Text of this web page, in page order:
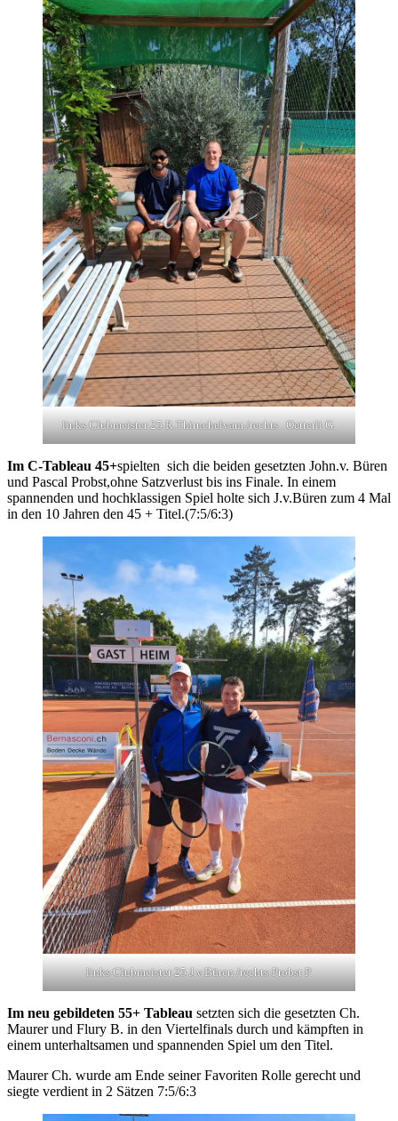
links Clubmeister 25 R.Thiruchelvam./rechts . Oetterli G.
Im C-Tableau 45+spielten sich die beiden gesetzten John.v. Büren
und Pascal Probst,ohne Satzverlust bis ins Finale. In einem
spannenden und hochklassigen Spiel holte sich J.v.Büren zum 4 Mal
in den 10 Jahren den 45 + Titel.(7:5/6:3)
links Clubmeister 25 J.v.Büren /rechts:Probst P.
Im neu gebildeten 55+ Tableau setzten sich die gesetzten Ch.
Maurer und Flury B. in den Viertelfinals durch und kämpften in
einem unterhaltsamen und spannenden Spiel um den Titel.
Maurer Ch. wurde am Ende seiner Favoriten Rolle gerecht und
siegte verdient in 2 Sätzen 7:5/6:3